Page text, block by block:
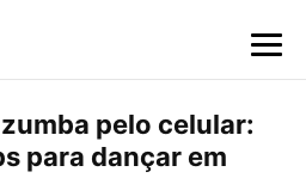
pelo celular:
para dançar em